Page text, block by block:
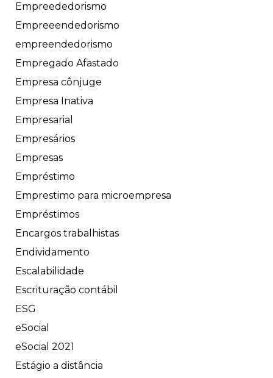
Empreededorismo
Empreeendedorismo
empreendedorismo
Empregado Afastado
Empresa cônjuge
Empresa Inativa
Empresarial
Empresários
Empresas
Empréstimo
Emprestimo para microempresa
Empréstimos
Encargos trabalhistas
Endividamento
Escalabilidade
Escrituração contábil
ESG
eSocial
eSocial 2021
Estágio a distância